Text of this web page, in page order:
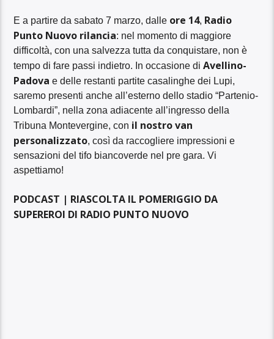
E a partire da sabato 7 marzo, dalle ore 14, Radio
Punto Nuovo rilancia: nel momento di maggiore
difficoltà, con una salvezza tutta da conquistare, non è
tempo di fare passi indietro. In occasione diAvellino-
Padova e delle restanti partite casalinghe dei Lupi,
saremo presenti anche all’esterno dello stadio “Partenio-
Lombardi”, nella zona adiacente all’ingresso della
Tribuna Montevergine, con il nostro van
personalizzato, così da raccogliere impressioni e
sensazioni del tifo biancoverde nel pre gara. Vi
aspettiamo!
PODCAST | RIASCOLTA IL POMERIGGIO DA
SUPEREROI DI RADIO PUNTO NUOVO